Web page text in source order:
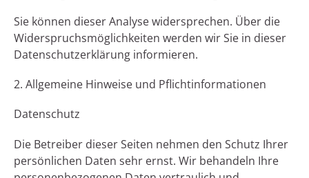
Sie können dieser Analyse widersprechen. Über die
Widerspruchsmöglichkeiten werden wir Sie in dieser
Datenschutzerklärung informieren.
2. Allgemeine Hinweise und Pflichtinformationen
Datenschutz
Die Betreiber dieser Seiten nehmen den Schutz Ihrer
persönlichen Daten sehr ernst. Wir behandeln Ihre